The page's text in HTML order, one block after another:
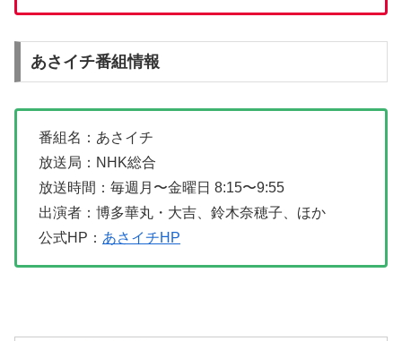
あさイチ番組情報
番組名：あさイチ
放送局：NHK総合
放送時間：毎週月〜金曜日 8:15〜9:55
出演者：博多華丸・大吉、鈴木奈穂子、ほか
公式HP： あさイチHP